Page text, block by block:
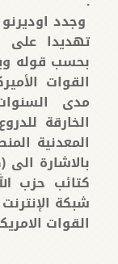
وجدد
تهديدا على
بحسب قوله
القوات
مدى
الخارقة
المعدنية
بالاشارة
كتائب حزب
شبكة
القوات